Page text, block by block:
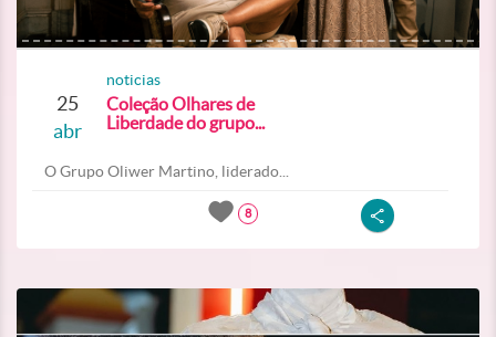
25
abr
noticias
Coleção Olhares de
Liberdade do grupo...
O Grupo Oliwer Martino, liderado...
8